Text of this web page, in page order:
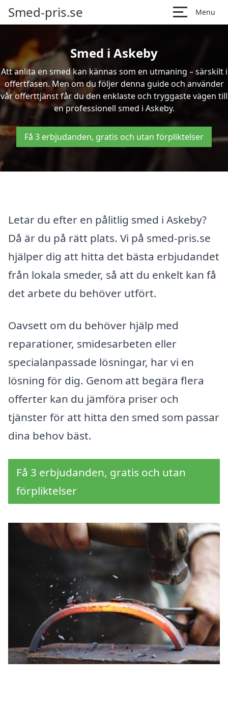
Smed-pris.se Menu
Smed i Askeby
Att anlita en smed kan kännas som en utmaning – särskilt i
offertfasen. Men om du följer denna guide och använder
vår offerttjänst får du den enklaste och tryggaste vägen till
en professionell smed i Askeby.
Få 3 erbjudanden, gratis och utan förpliktelser
Letar du efter en pålitlig smed i Askeby?
Då är du på rätt plats. Vi på smed-pris.se
hjälper dig att hitta det bästa erbjudandet
från lokala smeder, så att du enkelt kan få
det arbete du behöver utfört.
Oavsett om du behöver hjälp med
reparationer, smidesarbeten eller
specialanpassade lösningar, har vi en
lösning för dig. Genom att begära flera
offerter kan du jämföra priser och
tjänster för att hitta den smed som passar
dina behov bäst.
Få 3 erbjudanden, gratis och utan
förpliktelser